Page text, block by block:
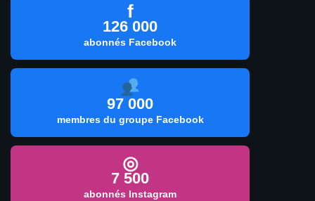
f
126 000
abonnés Facebook
97 000
membres du groupe Facebook
◎
7 500
abonnés Instagram